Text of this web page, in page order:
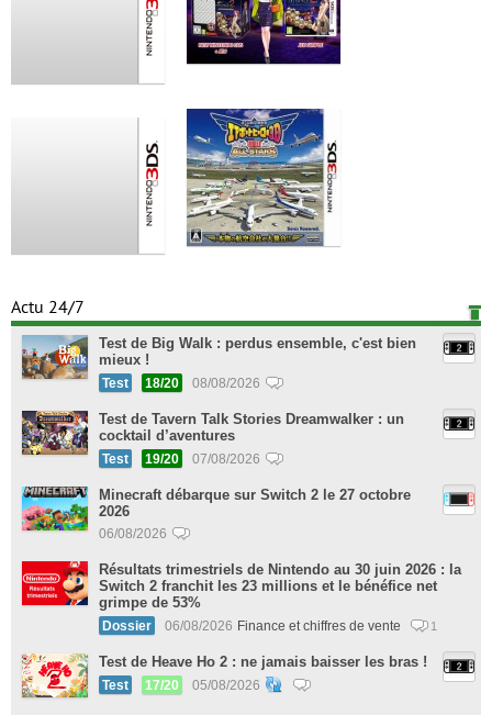
Actu 24/7
Test de Big Walk : perdus ensemble, c'est bien
mieux !
Test 18/20 08/08/2026
Test de Tavern Talk Stories Dreamwalker : un
cocktail d’aventures
Test 19/20 07/08/2026
Minecraft débarque sur Switch 2 le 27 octobre
2026
06/08/2026
Résultats trimestriels de Nintendo au 30 juin 2026 : la
Switch 2 franchit les 23 millions et le bénéfice net
grimpe de 53%
Dossier 06/08/2026 Finance et chiffres de vente 1
Test de Heave Ho 2 : ne jamais baisser les bras !
Test 17/20 05/08/2026